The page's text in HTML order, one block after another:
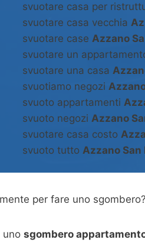
svuotare casa per
svuotare casa vecchia
svuotare case Azzano
svuotare un
svuotare una casa
svuotiamo negozi
svuoto appartamenti
svuoto negozi Azzano
svuotare casa costo
svuoto tutto Azzano San
per fare uno
uno sgombero